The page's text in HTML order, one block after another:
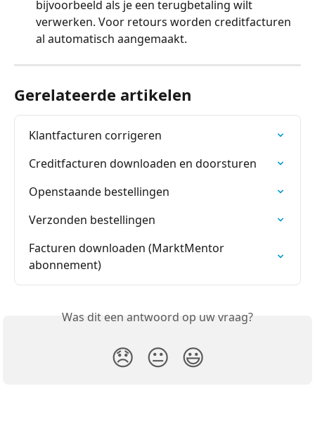
bijvoorbeeld als je een terugbetaling wilt
verwerken. Voor retours worden creditfacturen
al automatisch aangemaakt.
Gerelateerde artikelen
Klantfacturen corrigeren
Creditfacturen downloaden en doorsturen
Openstaande bestellingen
Verzonden bestellingen
Facturen downloaden (MarktMentor
abonnement)
Was dit een antwoord op uw vraag?
😞 😐 😃